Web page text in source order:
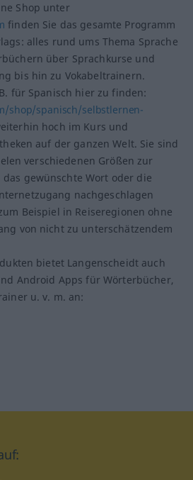
Shop unter
finden Sie das gesamte Programm
alles rund ums Thema Sprache
über Sprachkurse und
bis hin zu Vokabeltrainern.
für Spanisch hier zu finden:
shop/spanisch/selbstlernen-
hoch im Kurs und
auf der ganzen Welt. Sie sind
verschiedenen Größen zur
gewünschte Wort oder die
nachgeschlagen
Beispiel in Reiseregionen ohne
von nicht zu unterschätzendem
bietet Langenscheidt auch
Android Apps für Wörterbücher,
u. v. m. an: